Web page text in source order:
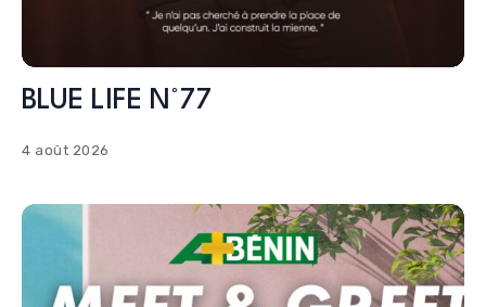
BLUE LIFE N°77
4 août 2026